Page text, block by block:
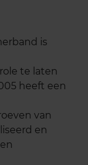
is
te laten
heeft een
van
en